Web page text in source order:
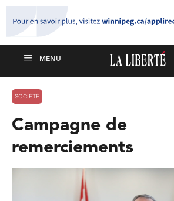
SOCIÉTÉ
Campagne de
remerciements